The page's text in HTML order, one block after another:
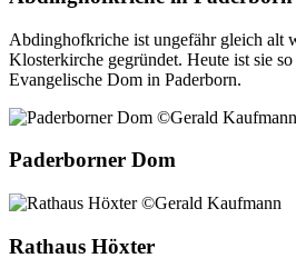
Abdinghofkriche ist ungefähr gleich alt
Klosterkirche gegründet. Heute ist sie
Evangelische Dom in Paderborn.
Paderborner Dom
Rathaus Höxter